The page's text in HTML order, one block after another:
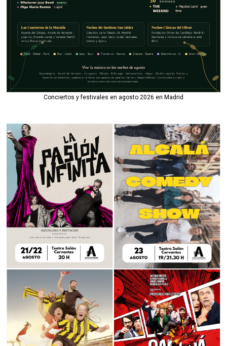
Conciertos y festivales en agosto 2026 en Madrid